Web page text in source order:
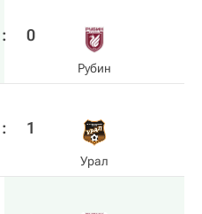
: 0
Рубин
: 1
Урал